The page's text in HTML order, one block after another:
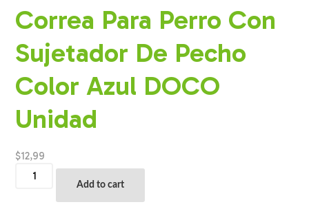
Correa Para Perro Con
Sujetador De Pecho
Color Azul DOCO
Unidad
$12,99
Para
Add to cart